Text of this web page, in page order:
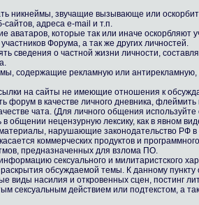
никнеймы, звучащие вызывающе или
сайтов, адреса e-mail и т.п.
аватаров, которые так или иначе оскорбляют
Форума, а так же других личностей.
сведения о частной жизни личности,
содержащие рекламную или
на сайты не имеющие отношения к
форум в качестве личного дневника, флеймить
чата. (Для личного общения
в общении нецензурную лексику, как в явном
нарушающие законодательство РФ в
коммерческих продуктов и
предназначенных для взлома ПО.
сексуального и милитаристского
обсуждаемой темы. К данному
виды насилия и откровенных сцен, постинг
сексуальным действием или подтекстом, а